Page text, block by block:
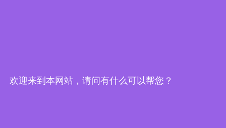
欢迎来到本网站，请问有什么可以帮您？